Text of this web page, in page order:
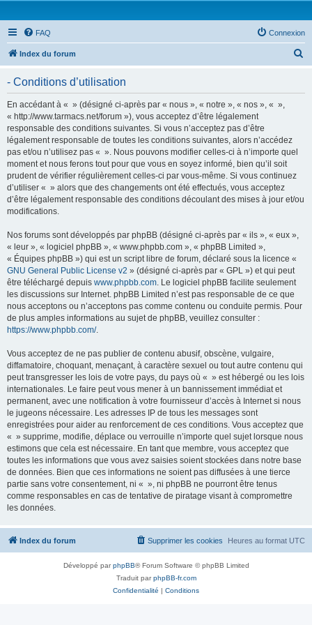
FAQ Connexion
Index du forum
- Conditions d’utilisation
En accédant à « » (désigné ci-après par « nous », « notre », « nos », « »,
« http://www.tarmacs.net/forum »), vous acceptez d’être légalement
responsable des conditions suivantes. Si vous n’acceptez pas d’être
légalement responsable de toutes les conditions suivantes, alors n’accédez
pas et/ou n’utilisez pas « ». Nous pouvons modifier celles-ci à n’importe quel
moment et nous ferons tout pour que vous en soyez informé, bien qu’il soit
prudent de vérifier régulièrement celles-ci par vous-même. Si vous continuez
d’utiliser « » alors que des changements ont été effectués, vous acceptez
d’être légalement responsable des conditions découlant des mises à jour et/ou
modifications.
Nos forums sont développés par phpBB (désigné ci-après par « ils », « eux »,
« leur », « logiciel phpBB », « www.phpbb.com », « phpBB Limited »,
« Équipes phpBB ») qui est un script libre de forum, déclaré sous la licence «
GNU General Public License v2 » (désigné ci-après par « GPL ») et qui peut
être téléchargé depuis www.phpbb.com. Le logiciel phpBB facilite seulement
les discussions sur Internet. phpBB Limited n’est pas responsable de ce que
nous acceptons ou n’acceptons pas comme contenu ou conduite permis. Pour
de plus amples informations au sujet de phpBB, veuillez consulter :
https://www.phpbb.com/.
Vous acceptez de ne pas publier de contenu abusif, obscène, vulgaire,
diffamatoire, choquant, menaçant, à caractère sexuel ou tout autre contenu qui
peut transgresser les lois de votre pays, du pays où « » est hébergé ou les lois
internationales. Le faire peut vous mener à un bannissement immédiat et
permanent, avec une notification à votre fournisseur d’accès à Internet si nous
le jugeons nécessaire. Les adresses IP de tous les messages sont
enregistrées pour aider au renforcement de ces conditions. Vous acceptez que
« » supprime, modifie, déplace ou verrouille n’importe quel sujet lorsque nous
estimons que cela est nécessaire. En tant que membre, vous acceptez que
toutes les informations que vous avez saisies soient stockées dans notre base
de données. Bien que ces informations ne soient pas diffusées à une tierce
partie sans votre consentement, ni « », ni phpBB ne pourront être tenus
comme responsables en cas de tentative de piratage visant à compromettre
les données.
Index du forum Heures au format UTC
Supprimer les cookies
Développé parphpBB® Forum Software © phpBB Limited
Traduit parphpBB-fr.com
Confidentialité | Conditions